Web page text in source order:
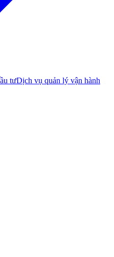
tưDịch vụ quản lý vận hành